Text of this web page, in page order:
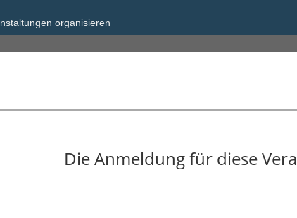
organisieren
am Main
Die Anmeldung für diese